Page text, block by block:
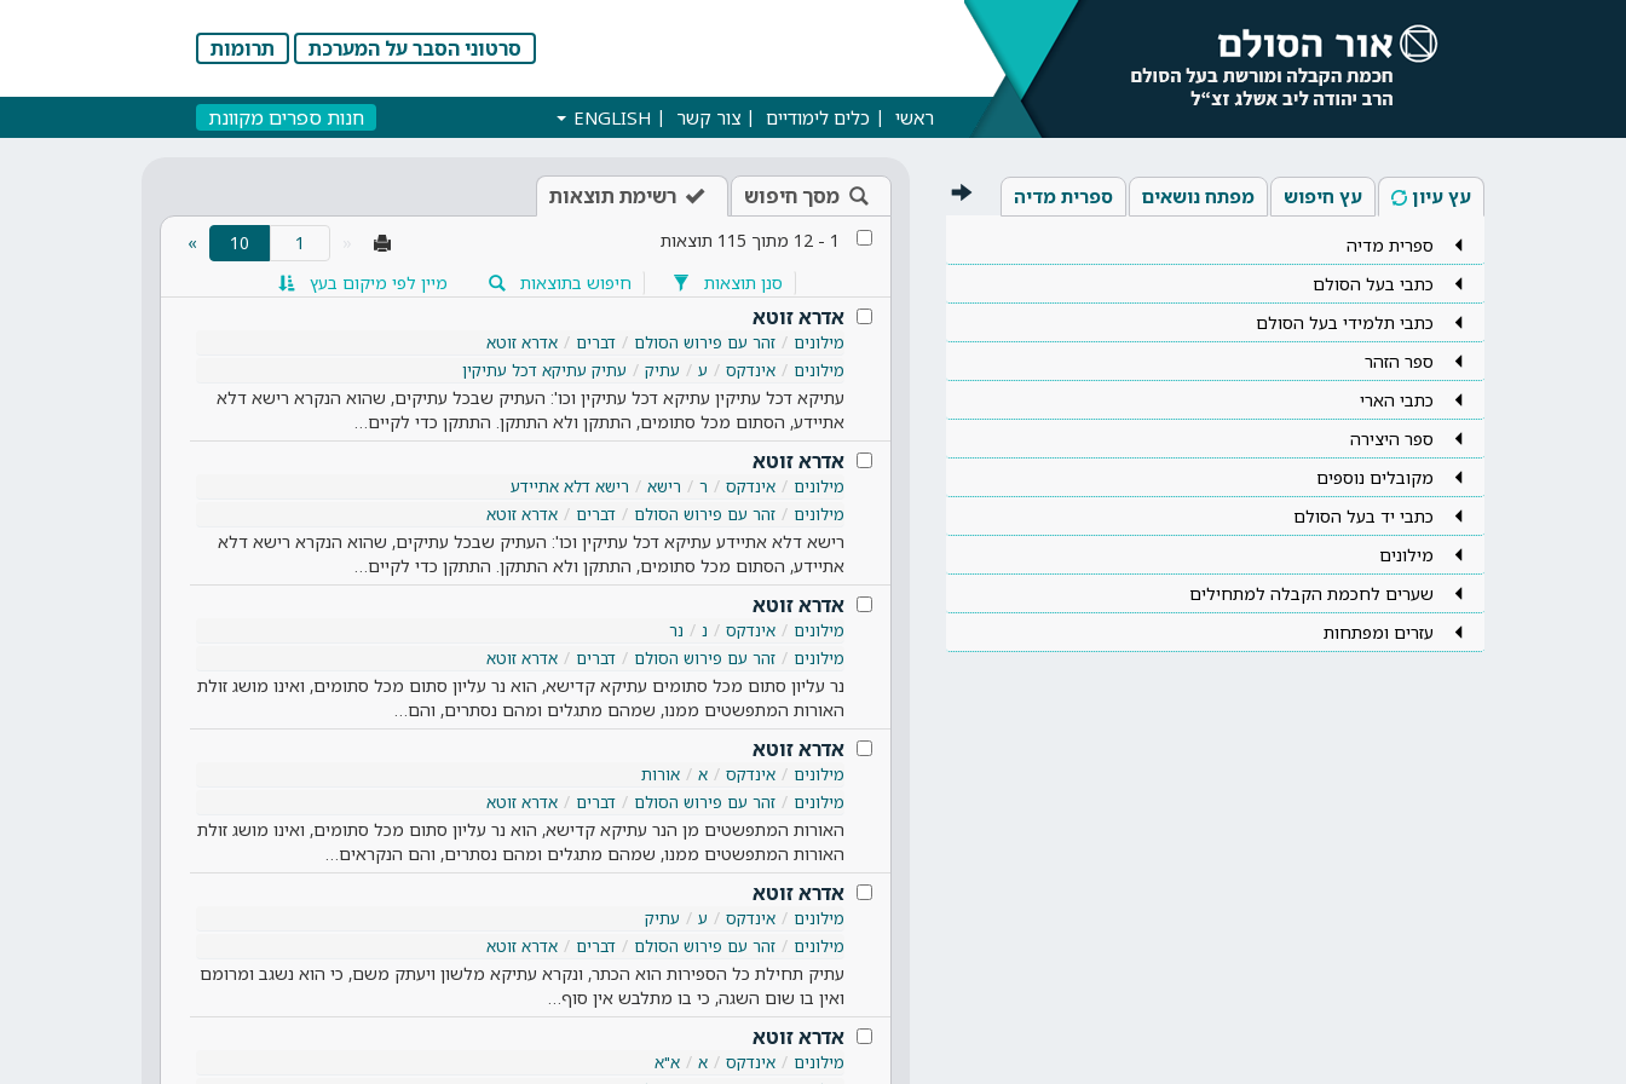
סרטוני הסבר על המערכת תרומות
ראשי כלים לימודיים צור קשר ENGLISH חנות ספרים מקוונת
עץ עיון עץ חיפוש מפתח נושאים ספרית מדיה
ספרית מדיה
כתבי בעל הסולם
כתבי תלמידי בעל הסולם
ספר הזהר
כתבי הארי
ספר היצירה
מקובלים נוספים
כתבי יד בעל הסולם
מילונים
שערים לחכמת הקבלה למתחילים
עזרים ומפתחות
מסך חיפוש רשימת תוצאות
1
-
12 מתוך 115 תוצאות 10
»
סנן תוצאות
חיפוש בתוצאות מיין לפי מיקום בעץ
אדרא זוטא
מילונים זהר עם פירוש הסולם דברים
אדרא זוטא
מילונים
אינדקס ע עתיק עתיק עתיקא דכל עתיקין
עתיקא דכל עתיקין עתיקא דכל עתיקין וכו': העתיק שבכל עתיקים, שהוא הנקרא רישא דלא
אתיידע, הסתום מכל סתומים, התתקן ולא התתקן. התתקן כדי לקיים…
אדרא זוטא
מילונים אינדקס ר רישא
רישא דלא אתיידע
מילונים
זהר עם פירוש הסולם דברים אדרא זוטא
רישא דלא אתיידע עתיקא דכל עתיקין וכו': העתיק שבכל עתיקים, שהוא הנקרא רישא דלא
אתיידע, הסתום מכל סתומים, התתקן ולא התתקן. התתקן כדי לקיים…
אדרא זוטא
מילונים אינדקס נ
נר
מילונים
זהר עם פירוש הסולם דברים אדרא זוטא
נר עליון סתום מכל סתומים עתיקא קדישא, הוא נר עליון סתום מכל סתומים, ואינו מושג זולת
האורות המתפשטים ממנו, שמהם מתגלים ומהם נסתרים, והם…
אדרא זוטא
מילונים אינדקס א
אורות
מילונים
זהר עם פירוש הסולם דברים אדרא זוטא
האורות המתפשטים מן הנר עתיקא קדישא, הוא נר עליון סתום מכל סתומים, ואינו מושג זולת
האורות המתפשטים ממנו, שמהם מתגלים ומהם נסתרים, והם הנקראים…
אדרא זוטא
מילונים אינדקס ע
עתיק
מילונים
זהר עם פירוש הסולם דברים אדרא זוטא
עתיק תחילת כל הספירות הוא הכתר, ונקרא עתיקא מלשון ויעתק משם, כי הוא נשגב ומרומם
ואין בו שום השגה, כי בו מתלבש אין סוף…
אדרא זוטא
מילונים אינדקס א
א"א